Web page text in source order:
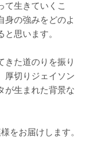
て生きていくこ
身の強みをどのよ
思います。
きた道のりを振り
厚切りジェイソン
が生まれた背景な
をお届けします。